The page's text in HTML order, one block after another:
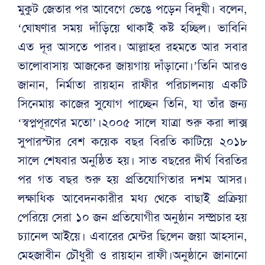
মুকুট জেতার পর আবেগে ভেঙে পড়েন বিদুষী। বলেন,
‘ঘোষণার সময় দাঁড়িয়ে থাকাই কষ্ট হচ্ছিল। ভাবিনি
এত দূর আসতে পারব। আল্লাহর রহমতে আর সবার
ভালোবাসায় আজকের জায়গায় দাঁড়ানো।’তিনি আরও
জানান, নির্মাতা রায়হান রাফীর পরিচালনায় একটি
সিনেমায় কাজের সুযোগ পাচ্ছেন তিনি, যা তাঁর জন্য
‘স্বপ্নপূরণের মতো’।২০০৫ সালে যাত্রা শুরু করা লাক্স
সুপারস্টার বেশ কয়েক বছর বিরতি কাটিয়ে ২০১৮
সালে শেষবার অনুষ্ঠিত হয়। সাত বছরের দীর্ঘ বিরতির
পর গত বছর শুরু হয় প্রতিযোগিতার দশম আসর।
লক্ষাধিক আবেদনকারীর মধ্য থেকে বাছাই প্রক্রিয়া
পেরিয়ে সেরা ১০ জন প্রতিযোগীর অনুষ্ঠান সম্প্রচার হয়
চ্যানেল আইয়ে। এবারের মেন্টর ছিলেন জয়া আহসান,
মেহজাবীন চৌধুরী ও রায়হান রাফী।অনুষ্ঠানে জানানো